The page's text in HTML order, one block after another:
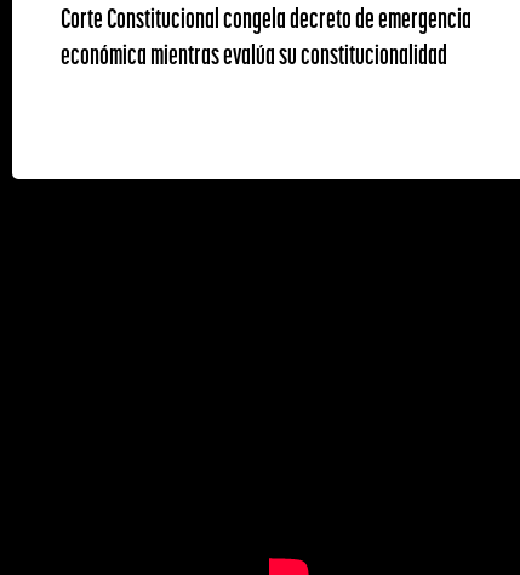
Corte Constitucional congela decreto de emergencia
económica mientras evalúa su constitucionalidad